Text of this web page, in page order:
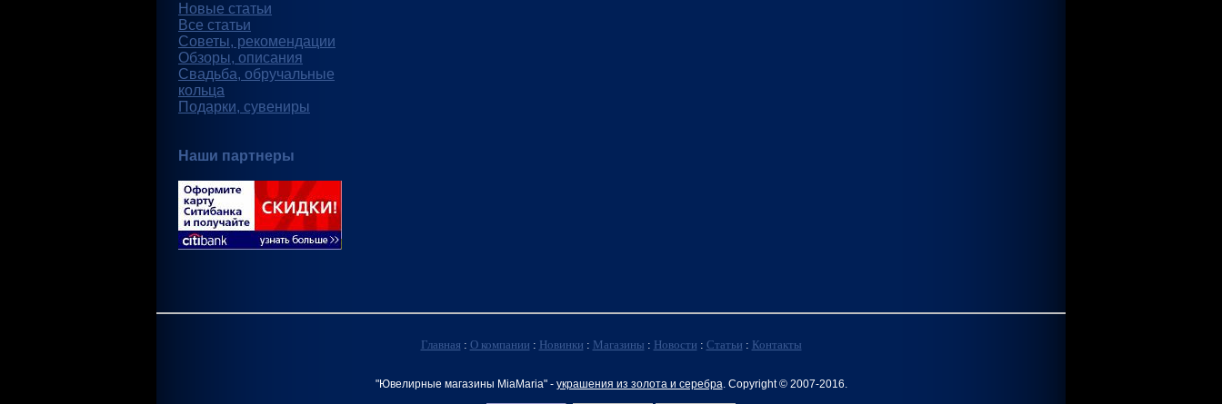
Новые статьи
Все статьи
Советы, рекомендации
Обзоры, описания
Свадьба, обручальные
кольца
Подарки, сувениры
Наши партнеры
Главная : О компании : Новинки : Магазины : Новости : Статьи : Контакты
"Ювелирные магазины MiaMaria" - украшения из золота и серебра. Copyright © 2007-2016.